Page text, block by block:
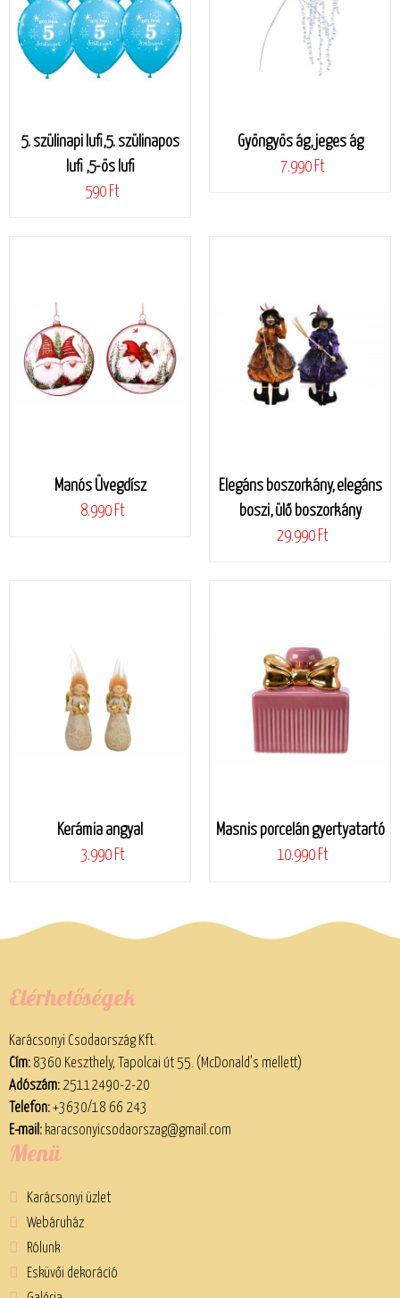
5. szülinapi lufi,5. szülinapos
lufi ,5-ös lufi
590 Ft
Gyöngyös ág, jeges ág
7.990 Ft
Manós Üvegdísz
8.990 Ft
Elegáns boszorkány, elegáns
boszi, ülő boszorkány
29.990 Ft
Kerámia angyal
3.990 Ft
Masnis porcelán gyertyatartó
10.990 Ft
Elérhetőségek
Karácsonyi Csodaország Kft.
Cím:8360 Keszthely, Tapolcai út 55. (McDonald’s mellett)
Adószám:25112490-2-20
Telefon:+3630/18 66 243
E-mail: karacsonyicsodaorszag@gmail.com
Menü
Karácsonyi üzlet
Webáruház
Rólunk
Esküvői dekoráció